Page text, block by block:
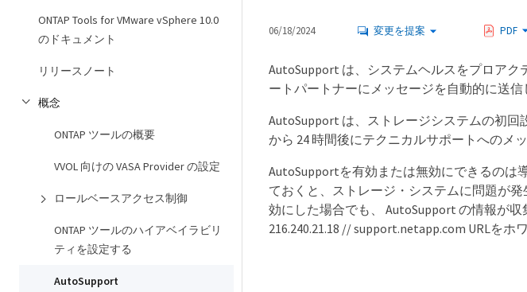
ONTAP Tools for VMware vSphere 10.0
のドキュメント
リリースノート
概念
ONTAP ツールの概要
VVOL 向けの VASA Provider の設定
ロールベースアクセス制御
ONTAP ツールのハイアベイラビリ
ティを設定する
AutoSupport
06/18/2024 変更を提案 PDF
AutoSupport は、システムヘルスをプロア
ートパートナーにメッセージを自動的に送信
AutoSupport は、ストレージシステムの初
から 24 時間後にテクニカルサポートへのメ
AutoSupportを有効または無効にできるのは
ておくと、ストレージ・システムに問題が
効にした場合でも、 AutoSupport の情報が
216.240.21.18 // support.netapp.com URLを